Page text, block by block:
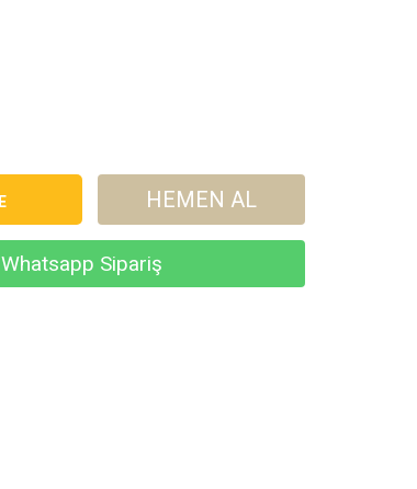
HEMEN AL
Whatsapp Sipariş